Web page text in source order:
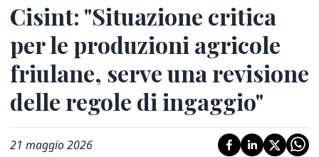
Cisint: "Situazione critica
per le produzioni agricole
friulane, serve una revisione
delle regole di ingaggio"
21 maggio 2026